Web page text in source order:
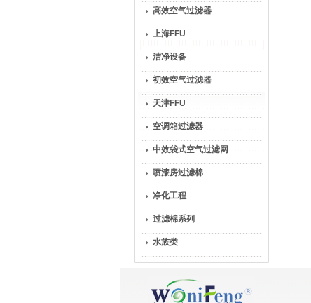
高效空气过滤器
上海FFU
洁净设备
初效空气过滤器
天津FFU
空调箱过滤器
中效袋式空气过滤网
喷漆房过滤棉
净化工程
过滤棉系列
水族类